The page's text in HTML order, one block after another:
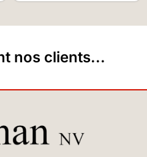
nos clients...